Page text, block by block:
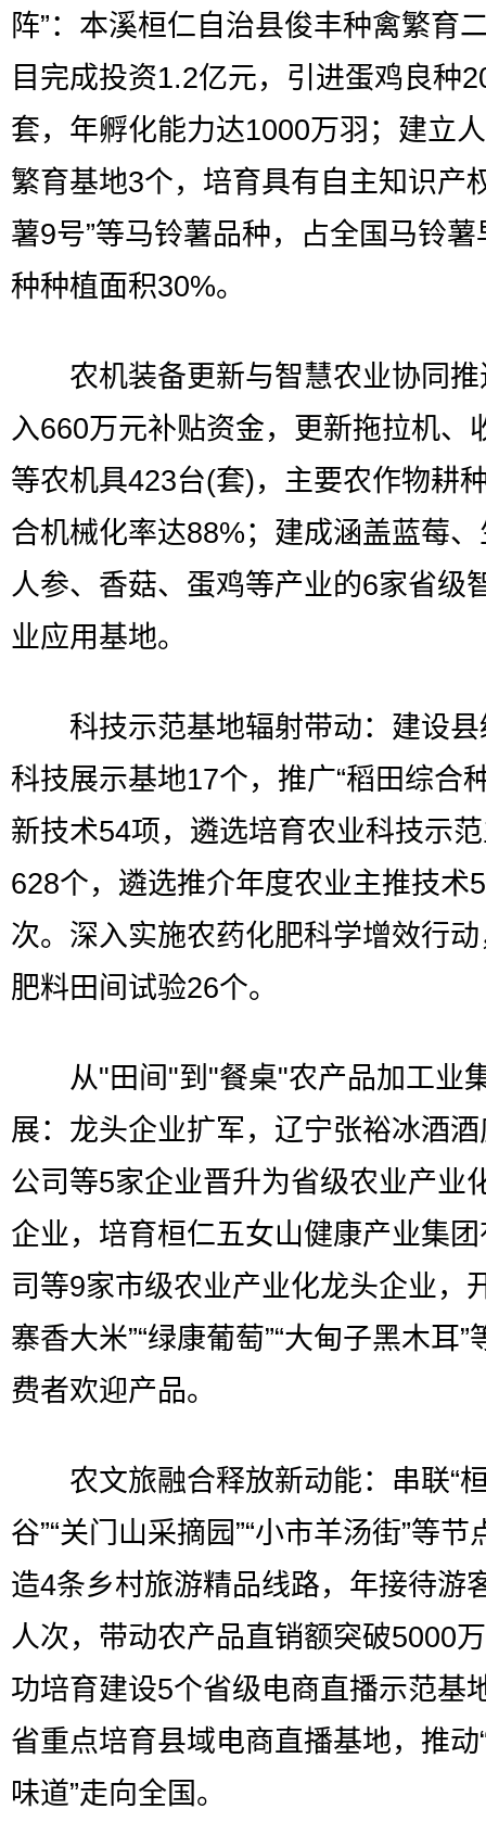
阵”：本溪桓仁自治县俊丰种禽繁育
目完成投资1.2亿元，引进蛋鸡良种
套，年孵化能力达1000万羽；建立
繁育基地3个，培育具有自主知识产
薯9号”等马铃薯品种，占全国马铃薯
种种植面积30%。
农机装备更新与智慧农业协同推
入660万元补贴资金，更新拖拉机、
等农机具423台(套)，主要农作物耕
合机械化率达88%；建成涵盖蓝莓
人参、香菇、蛋鸡等产业的6家省级
业应用基地。
科技示范基地辐射带动：建设县
科技展示基地17个，推广“稻田综合
新技术54项，遴选培育农业科技示
628个，遴选推介年度农业主推技术
次。深入实施农药化肥科学增效行
肥料田间试验26个。
从"田间"到"餐桌"农产品加工业
展：龙头企业扩军，辽宁张裕冰酒
公司等5家企业晋升为省级农业产业
企业，培育桓仁五女山健康产业集
司等9家市级农业产业化龙头企业，
寨香大米”“绿康葡萄”“大甸子黑木耳”
费者欢迎产品。
农文旅融合释放新动能：串联“
谷”“关门山采摘园”“小市羊汤街”等节
造4条乡村旅游精品线路，年接待游
人次，带动农产品直销额突破5000
功培育建设5个省级电商直播示范基
省重点培育县域电商直播基地，推动
味道”走向全国。